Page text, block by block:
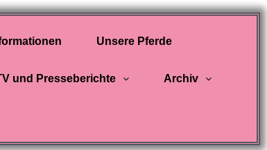
Unsere Pferde
und Presseberichte Archiv